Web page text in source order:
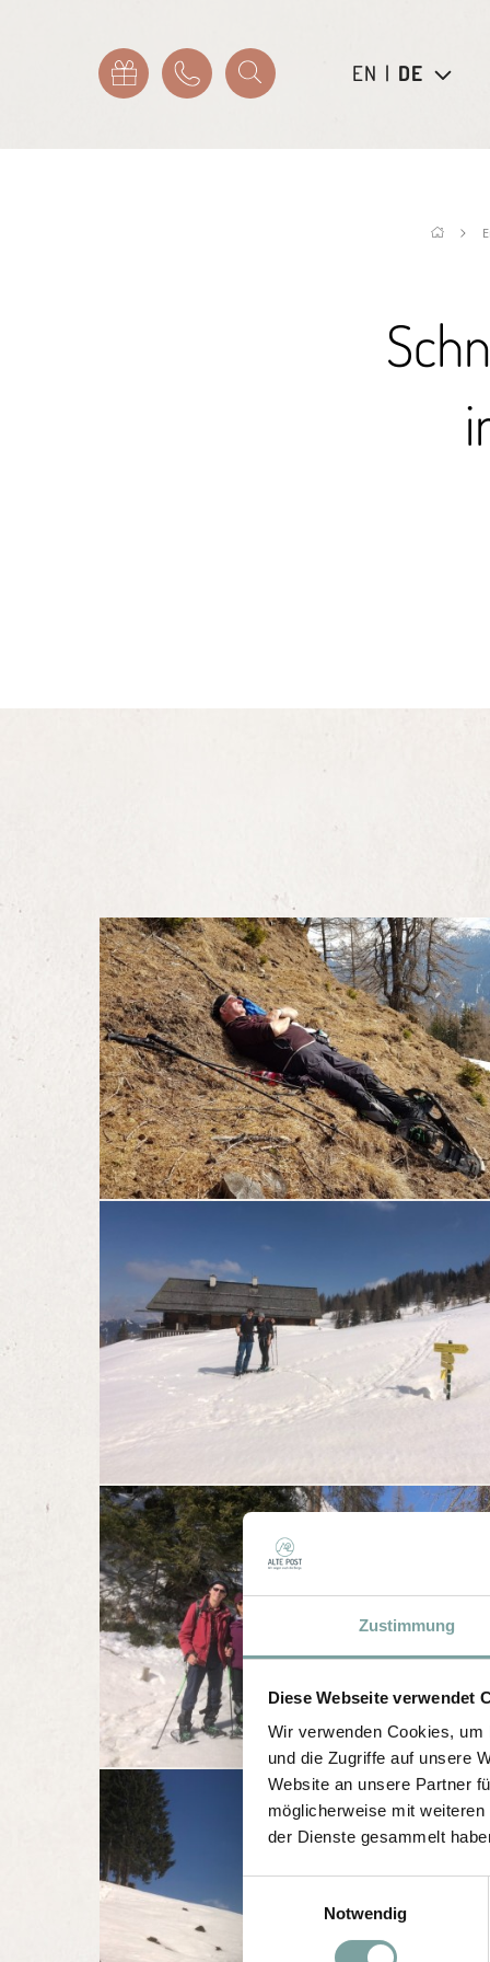
Zustimmung
Diese Webseite verwendet
Wir verwenden Cookies,
und die Zugriffe auf unsere
Website an unsere Partner
möglicherweise mit
der Dienste gesammelt
i
Notwendig
EN | DE